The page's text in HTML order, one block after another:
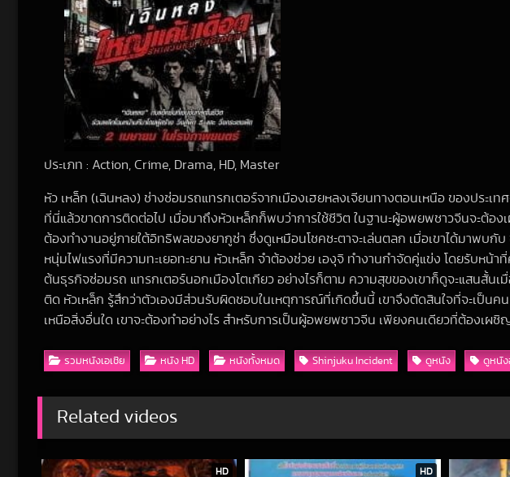
ประเภท : Action, Crime, Drama, HD, Master
หัว เหล็ก (เฉินหลง) ช่างซ่อมรถแทรกเตอร์จากเมืองเฮยหลงเจียนทางตอนเหนือ ของประ
ที่นี่แล้วขาดการติดต่อไป เมื่อมาถึงหัวเหล็กก็พบว่าการใช้ชีวิต ในฐานะผู้อพยพชาวจีนจะต้
ต้องทำงานอยู่ภายใต้อิทธิพลของยากูซ่า ซึ่งดูเหมือนโชคชะตาจะเล่นตลก เมื่อเขาได้มาพบ
หนุ่มไฟแรงที่มีความทะเยอทะยาน หัวเหล็ก จำต้องช่วย เองุจิ ทำงานกำจัดคู่แข่ง โดยรับหน้
ต้นธุรกิจซ่อมรถ แทรกเตอร์นอกเมืองโตเกียว อย่างไรก็ตาม ความสุขของเขาก็ดูจะแสนสั้นเ
ติด หัวเหล็ก รู้สึกว่าตัวเองมีส่วนรับผิดชอบในเหตุการณ์ที่เกิดขึ้นนี้ เขาจึงตัดสินใจที่จะเป็น
เหนือสิ่งอื่นใด เขาจะต้องทำอย่างไร สำหรับการเป็นผู้อพยพชาวจีน เพียงคนเดียวที่ต้องเผ
รวมหนังเอเชีย หนัง HD หนังทั้งหมด Shinjuku Incident ดูหนัง ดูหนัง
Related videos
HD HD